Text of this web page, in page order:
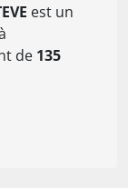
est un
de 135